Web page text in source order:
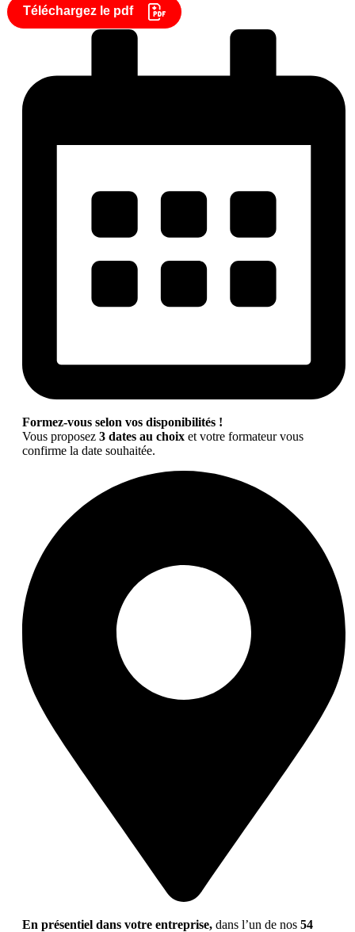
Téléchargez le pdf
Formez-vous selon vos disponibilités !
Vous proposez 3 dates au choix et votre formateur vous
confirme la date souhaitée.
En présentiel dans votre entreprise, dans l’un de nos 54